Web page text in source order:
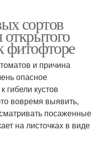
сортов
фитофторе
и причина
опасное
гибели кустов
вовремя выявить,
посаженные
на листочках в виде